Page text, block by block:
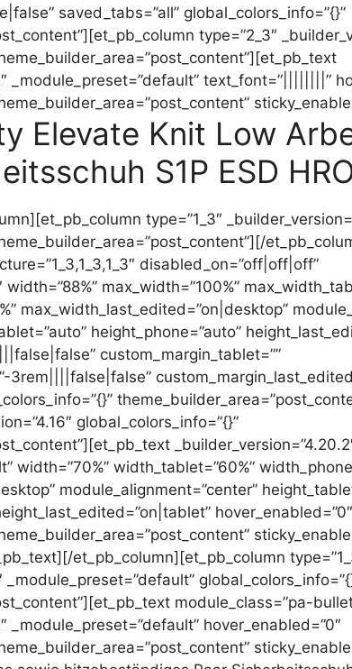
saved_tabs=”all” global_colors_info=”{}”
type=”2_3″
_module_preset=”default” text_font=”||||||||”
Elevate Knit Low
S1P ESD
type=”1_3″
disabled_on=”off|off|off”
width=”88%” max_width=”100%”
max_width_last_edited=”on|desktop”
height_phone=”auto”
custom_margin_tablet=””
3rem||||false|false”
global_colors_info=”{}”
width=”70%” width_tablet=”60%”
module_alignment=”center”
hover_enabled=”0″
et_pb_column][et_pb_column
_module_preset=”default”
module_class=”pa-
_module_preset=”default” hover_enabled=”0″